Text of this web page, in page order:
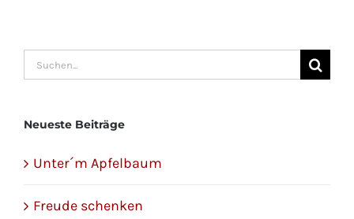
Suche
Neueste Beiträge
Unter´m Apfelbaum
Freude schenken